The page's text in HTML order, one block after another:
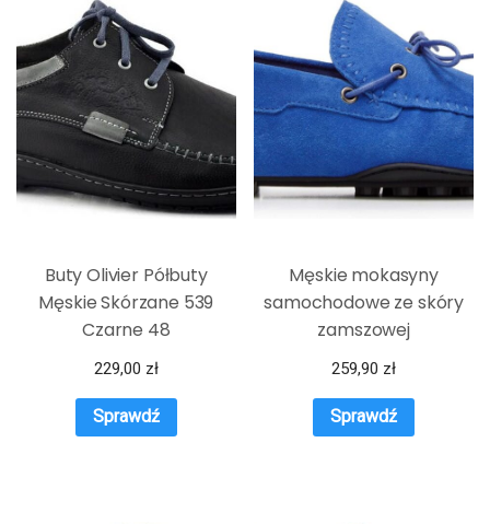
Buty Olivier Półbuty
Męskie Skórzane 539
Czarne 48
229,00 zł
Sprawdź
Męskie mokasyny
samochodowe ze skóry
zamszowej
259,90 zł
Sprawdź